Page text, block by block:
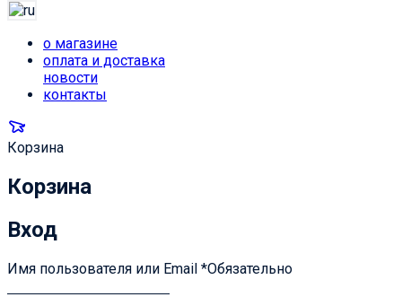
о магазине
оплата и доставка
новости
контакты
Корзина
Корзина
Вход
Имя пользователя или Email *Обязательно